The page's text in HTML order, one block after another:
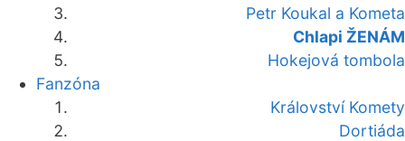
Petr Koukal a Kometa
Chlapi ŽENÁM
Hokejová tombola
Fanzóna
Království Komety
Dortiáda